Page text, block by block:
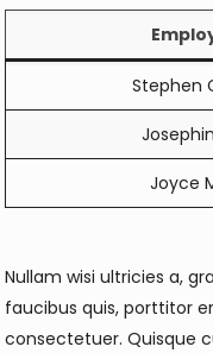
Stephen
Joyce
Nullam wisi ultricies a,
faucibus quis, porttitor
consectetuer. Quisque